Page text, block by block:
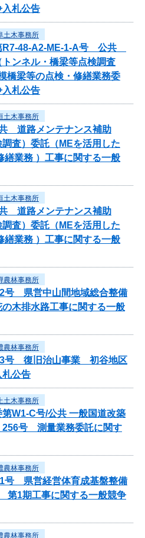
入札公告
土木事務所
R7-48-A2-ME-1-A号 公共
ンネル・橋梁等点検調査
橋梁等の点検・修繕業務委
入札公告
土木事務所
道路メンテナンス補助
調査）委託（MEを活用した
繕業務 ）工事に関する一般
土木事務所
道路メンテナンス補助
調査）委託（MEを活用した
繕業務 ）工事に関する一般
農林事務所
号 県営中山間地域総合整備
木排水路工事に関する一般
農林事務所
号 復旧治山事業 初谷地区
札公告
土木事務所
第W1-C号/公共 一般国道改築
256号 測量業務委託に関す
農林事務所
号 県営経営体育成基盤整備
1期工事に関する一般競争
農林事務所